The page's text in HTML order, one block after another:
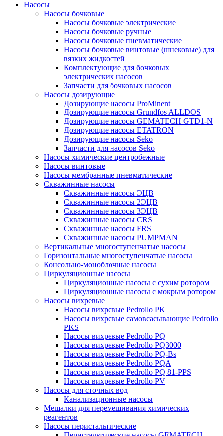
Насосы
Насосы бочковые
Насосы бочковые электрические
Насосы бочковые ручные
Насосы бочковые пневматические
Насосы бочковые винтовые (шнековые) для
вязких жидкостей
Комплектующие для бочковых
электрических насосов
Запчасти для бочковых насосов
Насосы дозирующие
Дозирующие насосы ProMinent
Дозирующие насосы Grundfos ALLDOS
Дозирующие насосы GEMATECH GTD1-N
Дозирующие насосы ETATRON
Дозирующие насосы Seko
Запчасти для насосов Seko
Насосы химические центробежные
Насосы винтовые
Насосы мембранные пневматические
Скважинные насосы
Скважинные насосы ЭЦВ
Скважинные насосы 2ЭЦВ
Скважинные насосы 3ЭЦВ
Скважинные насосы CRS
Скважинные насосы FRS
Скважинные насосы PUMPMAN
Вертикальные многоступенчатые насосы
Горизонтальные многоступенчатые насосы
Консольно-моноблочные насосы
Циркуляционные насосы
Циркуляционные насосы с сухим ротором
Циркуляционные насосы с мокрым ротором
Насосы вихревые
Насосы вихревые Pedrollo PK
Насосы вихревые самовсасывающие Pedrollo
PKS
Насосы вихревые Pedrollo PQ
Насосы вихревые Pedrollo PQ3000
Насосы вихревые Pedrollo PQ-Bs
Насосы вихревые Pedrollo PQA
Насосы вихревые Pedrollo PQ 81-PPS
Насосы вихревые Pedrollo PV
Насосы для сточных вод
Канализационные насосы
Мешалки для перемешивания химических
реагентов
Насосы перистальтические